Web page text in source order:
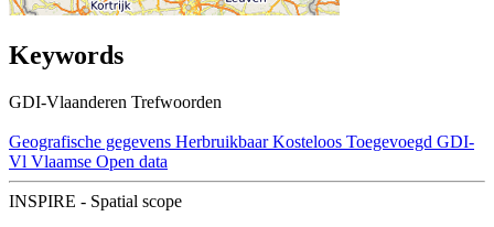
Keywords
GDI-Vlaanderen Trefwoorden
Geografische gegevens Herbruikbaar Kosteloos Toegevoegd GDI-
Vl Vlaamse Open data
INSPIRE - Spatial scope